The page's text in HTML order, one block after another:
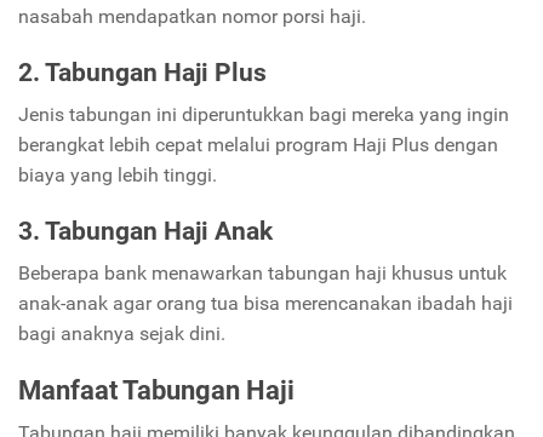
nasabah mendapatkan nomor porsi haji.
2. Tabungan Haji Plus
Jenis tabungan ini diperuntukkan bagi mereka yang ingin
berangkat lebih cepat melalui program Haji Plus dengan
biaya yang lebih tinggi.
3. Tabungan Haji Anak
Beberapa bank menawarkan tabungan haji khusus untuk
anak-anak agar orang tua bisa merencanakan ibadah haji
bagi anaknya sejak dini.
Manfaat Tabungan Haji
Tabungan haji memiliki banyak keunggulan dibandingkan